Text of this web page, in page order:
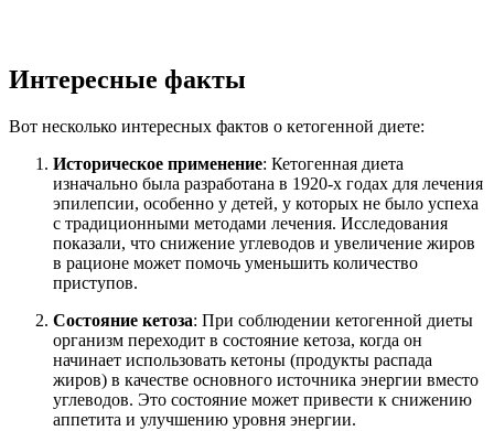
Интересные факты
Вот несколько интересных фактов о кетогенной диете:
Историческое применение: Кетогенная диета
изначально была разработана в 1920-х годах для лечения
эпилепсии, особенно у детей, у которых не было успеха
с традиционными методами лечения. Исследования
показали, что снижение углеводов и увеличение жиров
в рационе может помочь уменьшить количество
приступов.
Состояние кетоза: При соблюдении кетогенной диеты
организм переходит в состояние кетоза, когда он
начинает использовать кетоны (продукты распада
жиров) в качестве основного источника энергии вместо
углеводов. Это состояние может привести к снижению
аппетита и улучшению уровня энергии.